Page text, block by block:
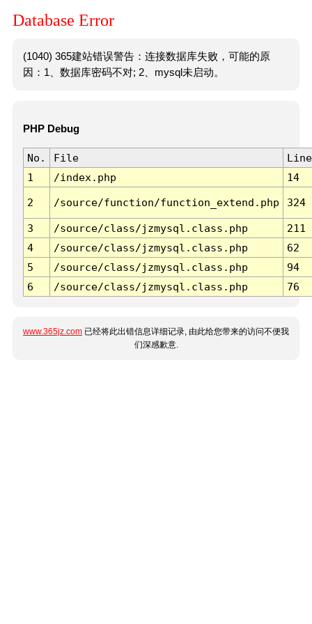
Database Error
(1040) 365建站错误警告：连接数据库失败，可能的原
因：1、数据库密码不对; 2、mysql未启动。
PHP Debug
No. File
Line
1
/index.php 14
2 /source/function/function_extend.php 324
3 /source/class/jzmysql.class.php
211
4
/source/class/jzmysql.class.php
62
5
/source/class/jzmysql.class.php
94
6
/source/class/jzmysql.class.php 76
www.365jz.com 已经将此出错信息详细记录, 由此给您带来的访问不便我
们深感歉意.